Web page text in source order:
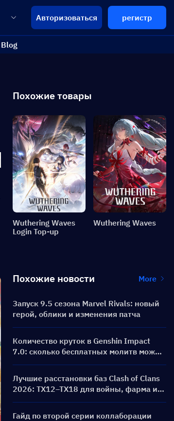
Авторизоваться регистр
Blog
Похожие товары
Wuthering Waves
Login Top-up
Wuthering Waves
Похожие новости More
Запуск 9.5 сезона Marvel Rivals: новый
герой, облики и изменения патча
Количество круток в Genshin Impact
7.0: сколько бесплатных молитв можно
получить на Одетту?
Лучшие расстановки баз Clash of Clans
2026: ТХ12–ТХ18 для войны, фарма и
базы «анти-3 звезды»
Гайд по второй серии коллаборации